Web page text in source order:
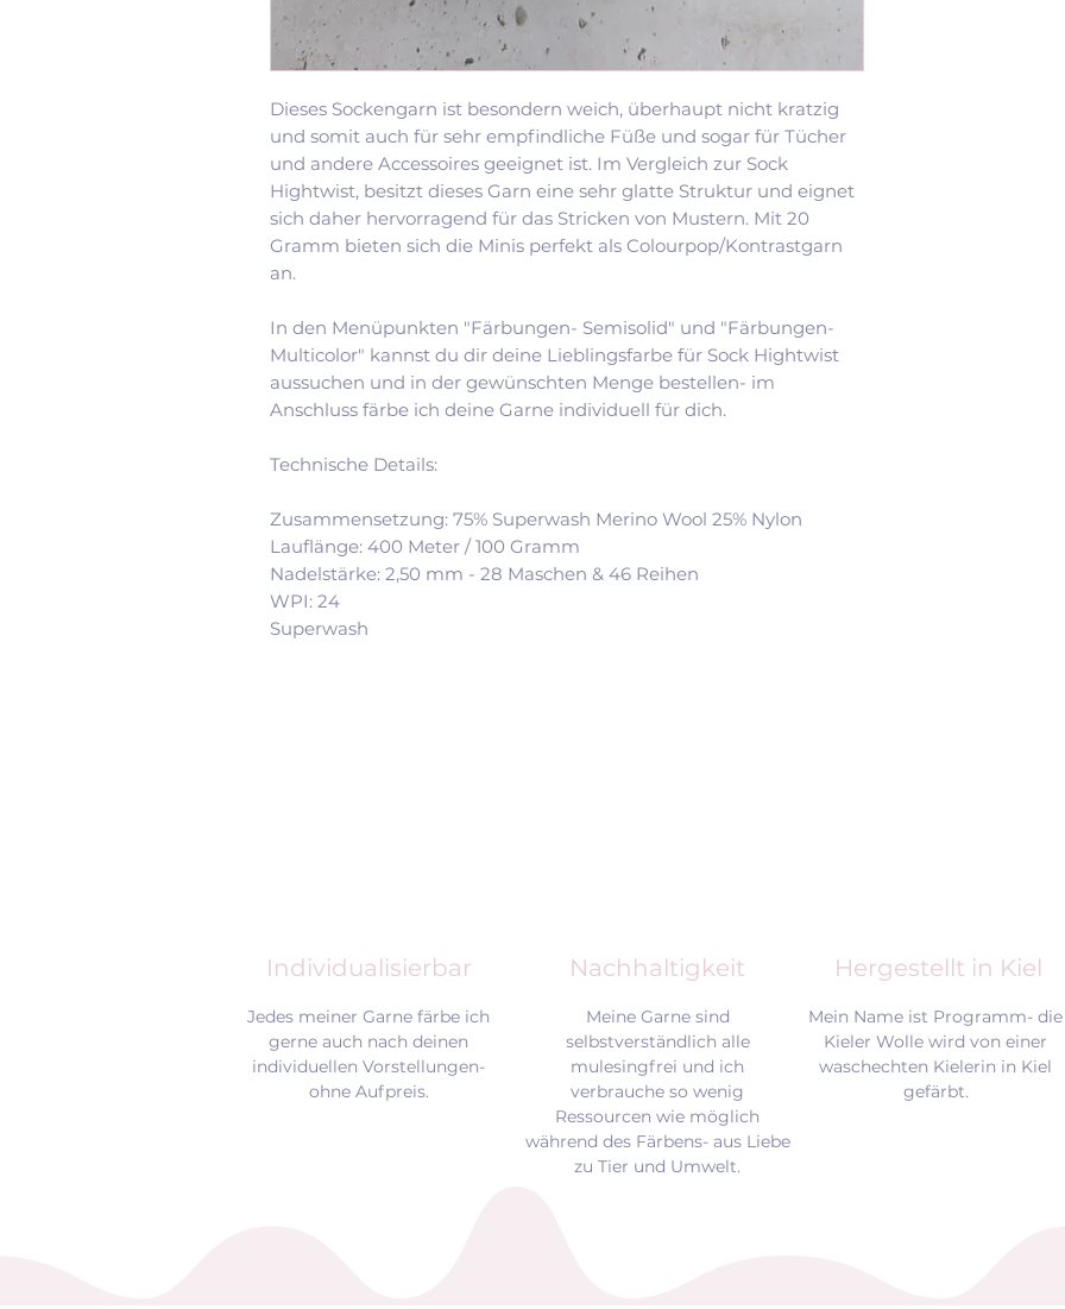
Dieses Sockengarn ist besondern weich, überhaupt nicht kratzig
und somit auch für sehr empfindliche Füße und sogar für Tücher
und andere Accessoires geeignet ist. Im Vergleich zur Sock
Hightwist, besitzt dieses Garn eine sehr glatte Struktur und eignet
sich daher hervorragend für das Stricken von Mustern. Mit 20
Gramm bieten sich die Minis perfekt als Colourpop/Kontrastgarn
an.
In den Menüpunkten "Färbungen- Semisolid" und "Färbungen-
Multicolor" kannst du dir deine Lieblingsfarbe für Sock Hightwist
aussuchen und in der gewünschten Menge bestellen- im
Anschluss färbe ich deine Garne individuell für dich.
Technische Details:
Zusammensetzung: 75% Superwash Merino Wool 25% Nylon
Lauflänge: 400 Meter / 100 Gramm
Nadelstärke: 2,50 mm - 28 Maschen & 46 Reihen
WPI: 24
Superwash
Individualisierbar Hergestellt in Kiel
Nachhaltigkeit
Jedes meiner Garne färbe ich
gerne auch nach deinen
individuellen Vorstellungen-
ohne Aufpreis.
Meine Garne sind
selbstverständlich alle
mulesingfrei und ich
verbrauche so wenig
Ressourcen wie möglich
während des Färbens- aus Liebe
zu Tier und Umwelt.
Mein Name ist Programm- die
Kieler Wolle wird von einer
waschechten Kielerin in Kiel
gefärbt.